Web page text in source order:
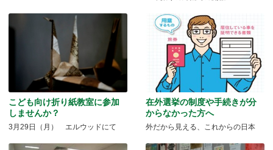
こども向け折り紙教室に参加
しませんか？
3月29日（月） エルウッドにて
在外選挙の制度や手続きが分
からなかった方へ
外だから見える、これからの日本